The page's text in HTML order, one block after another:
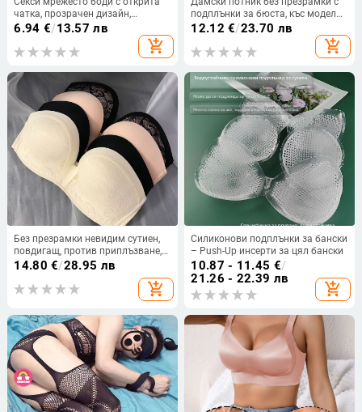
чатка, прозрачен дизайн,
комплект с чорапи, женски,
полиестер 80–90%, пуснат на
пазара пролет 2025
6.94 €/13.57 лв
add_shopping_cart
подплънки за бюста, къс модел
за слоево носене, открит гръб, с
12.12 €/23.70 лв
add_shopping_cart
Без презрамки невидим сутиен,
повдигащ, против приплъзване,
тънък бандео стил за жените
14.80 €/28.95 лв
add_shopping_cart
Силиконови подплънки за бански
– Push-Up инсерти за цял бански
10.87 - 11.45 €/
21.26 - 22.39 лв
add_shopping_cart